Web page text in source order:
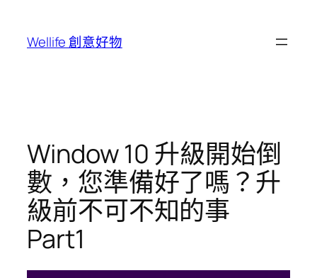
Wellife 創意好物
Window 10 升級開始倒
數，您準備好了嗎？升
級前不可不知的事
Part1